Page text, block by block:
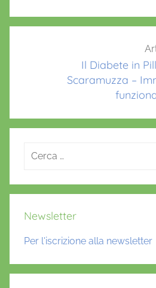
a
,
i
e
Il Diabete in
Scaramuzza –
Ricerca
Newsletter
Per l'iscrizione alla newsletter